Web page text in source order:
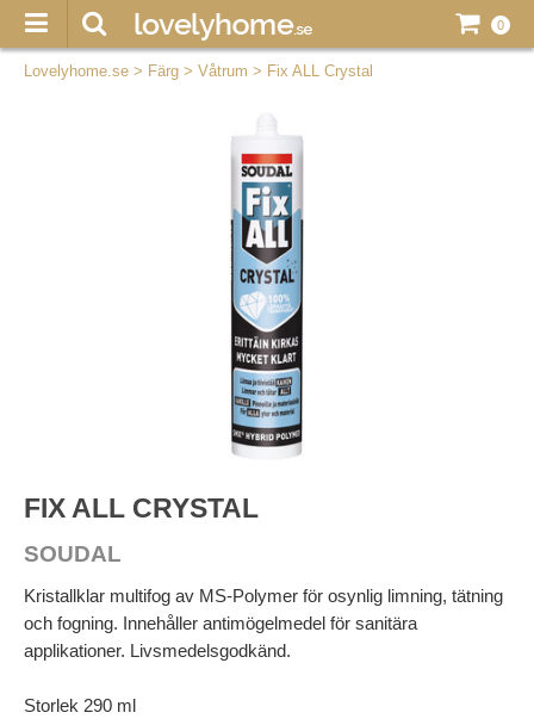
0
Lovelyhome.se > Färg > Våtrum > Fix ALL Crystal
FIX ALL CRYSTAL
SOUDAL
Kristallklar multifog av MS-Polymer för osynlig limning, tätning
och fogning. Innehåller antimögelmedel för sanitära
applikationer. Livsmedelsgodkänd.
Storlek 290 ml